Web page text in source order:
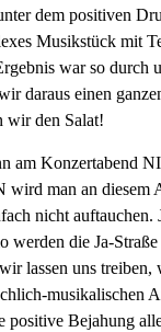
dem positiven
Musikstück mit
war so durch
daraus einen
wir den Salat!
am Konzertabend
wird man an diesem
nicht auftauchen.
werden die Ja-
lassen uns treiben,
musikalischen
positive Bejahung